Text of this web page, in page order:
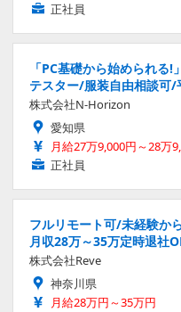
正社員
「PC基礎から始められ
テスター/服装自由相談可/
株式会社N-Horizon
愛知県
月給27万9,000円～28万
正社員
フルリモート可/未経験か
月収28万～35万定時退社
株式会社Reve
神奈川県
月給28万円～35万円